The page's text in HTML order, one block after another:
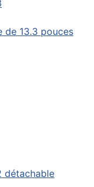
de 13.3 pouces
détachable